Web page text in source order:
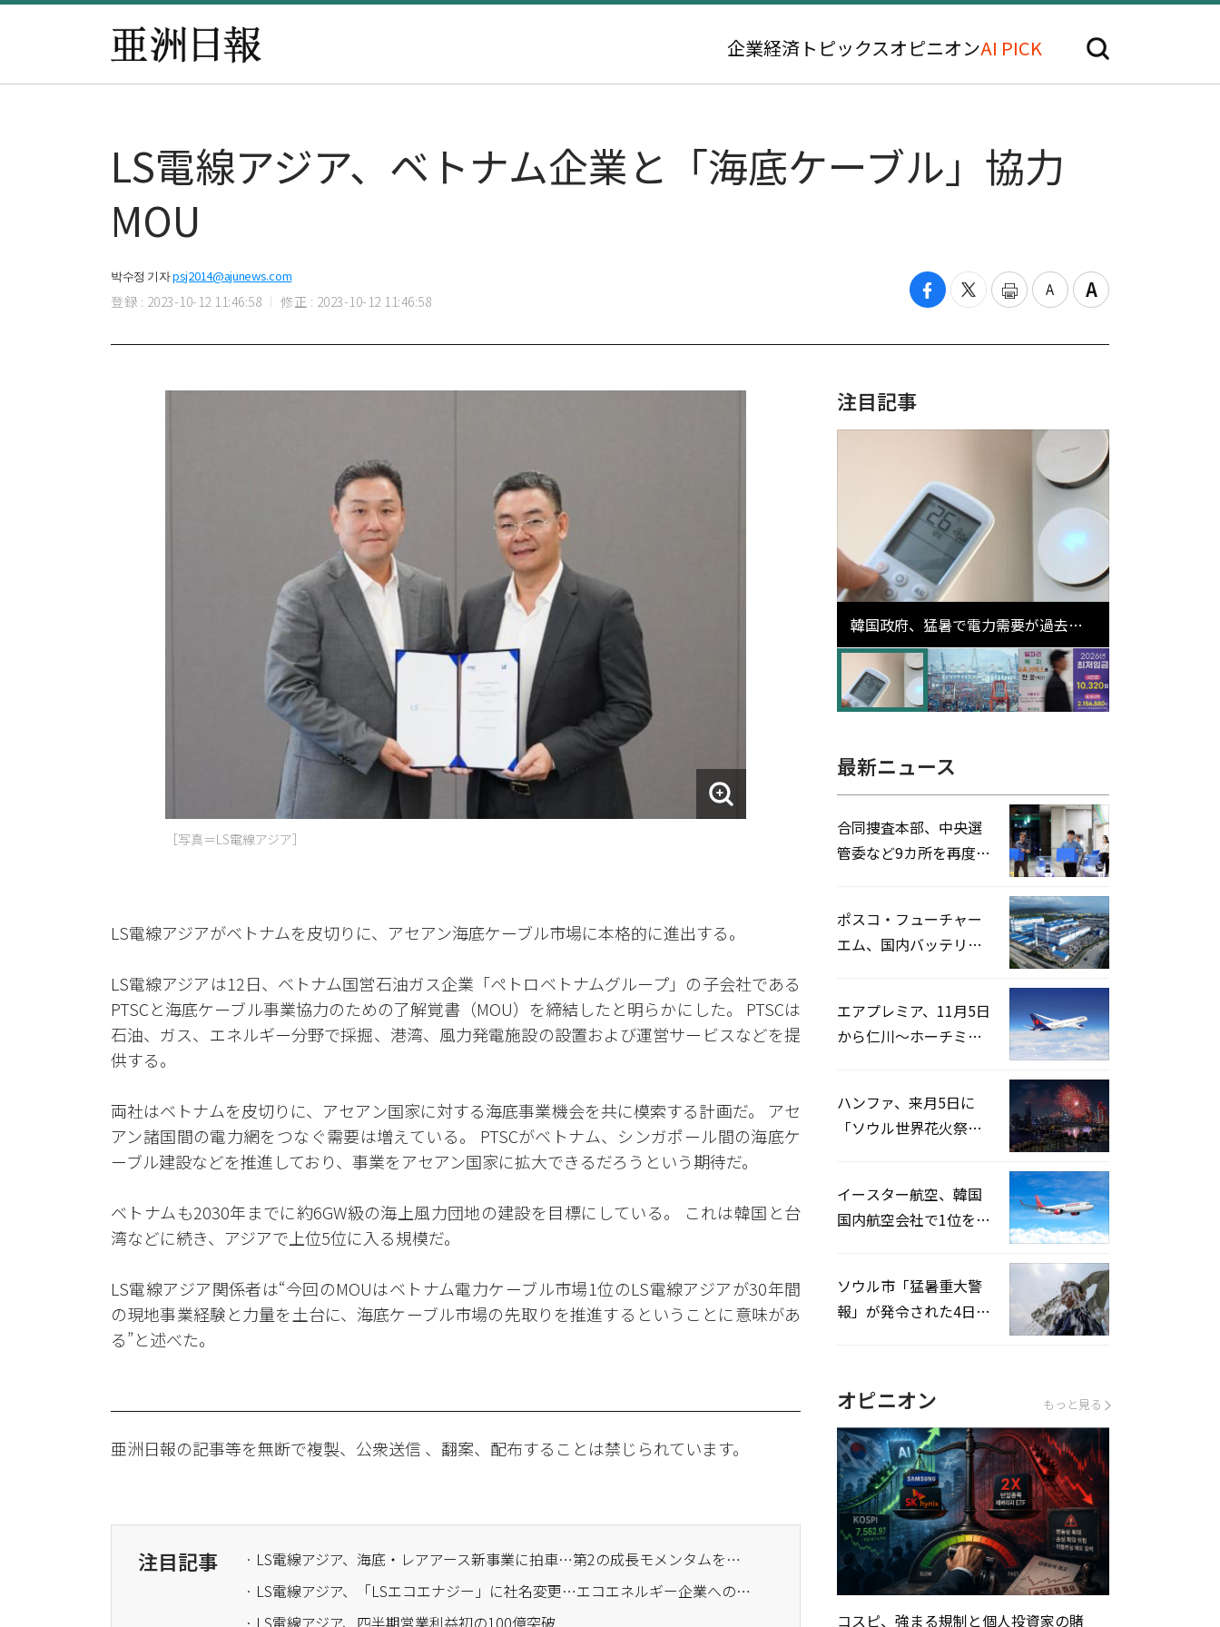
企業経済 トピックスオピニオンAI PICK
​LS電線アジア、ベトナム企業と「海底ケーブル」協力
MOU
박수정 기자psj2014@ajunews.com
登録 : 2023-10-12 11:46:58 修正 : 2023-10-12 11:46:58
［写真＝​LS電線アジア］
LS電線アジアがベトナムを皮切りに、アセアン海底ケーブル市場に本格的に進出する。
LS電線アジアは12日、ベトナム国営石油ガス企業「ペトロベトナムグループ」の子会社である
PTSCと海底ケーブル事業協力のための了解覚書（MOU）を締結したと明らかにした。 PTSCは
石油、ガス、エネルギー分野で採掘、港湾、風力発電施設の設置および運営サービスなどを提
供する。
両社はベトナムを皮切りに、アセアン国家に対する海底事業機会を共に模索する計画だ。 アセ
アン諸国間の電力網をつなぐ需要は増えている。 PTSCがベトナム、シンガポール間の海底ケ
ーブル建設などを推進しており、事業をアセアン国家に拡大できるだろうという期待だ。
ベトナムも2030年までに約6GW級の海上風力団地の建設を目標にしている。 これは韓国と台
湾などに続き、アジアで上位5位に入る規模だ。
LS電線アジア関係者は“今回のMOUはベトナム電力ケーブル市場1位のLS電線アジアが30年間
の現地事業経験と力量を土台に、海底ケーブル市場の先取りを推進するということに意味があ
る”と述べた。
亜洲日報の記事等を無断で複製、公衆送信 、翻案、配布することは禁じられています。
注目記事
· LS電線アジア、海底・レアアース新事業に拍車…第2の成長モメンタムを固める
· LS電線アジア、「LSエコエナジー」に社名変更…エコエネルギー企業への跳躍
· ​LS電線アジア、四半期営業利益初の100億突破
注目記事
韓国政府、猛暑で電力需要が過去最
高更新の可能性に需給対応体制を点
検
最新ニュース
合同捜査本部、中央選
管委など9カ所を再度家
ポスコ・フューチャー
エム、国内バッテリー
エアプレミア、11月5日
から仁川〜ホーチミン
ハンファ、来月5日に
「ソウル世界花火祭り
イースター航空、韓国
国内航空会社で1位を記
ソウル市「猛暑重大警
報」が発令された4日、
オピニオン もっと見る
コスピ、強まる規制と個人投資家の賭